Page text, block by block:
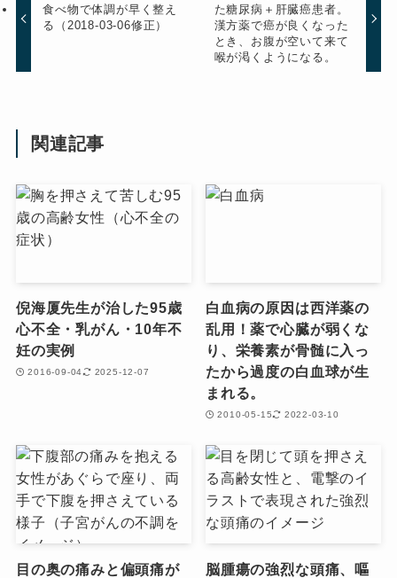
食べ物で体調が早く整え
る（2018-03-06修正）
た糖尿病＋肝臓癌患者。
漢方薬で癌が良くなった
とき、お腹が空いて来て
喉が渇くようになる。
関連記事
倪海厦先生が治した95歳
心不全・乳がん・10年不
妊の実例
2016-09-04 2025-12-07
白血病の原因は西洋薬の
乱用！薬で心臓が弱くな
り、栄養素が骨髄に入っ
たから過度の白血球が生
まれる。
2010-05-15 2022-03-10
目の奥の痛みと偏頭痛が
脳腫瘍の強烈な頭痛、嘔